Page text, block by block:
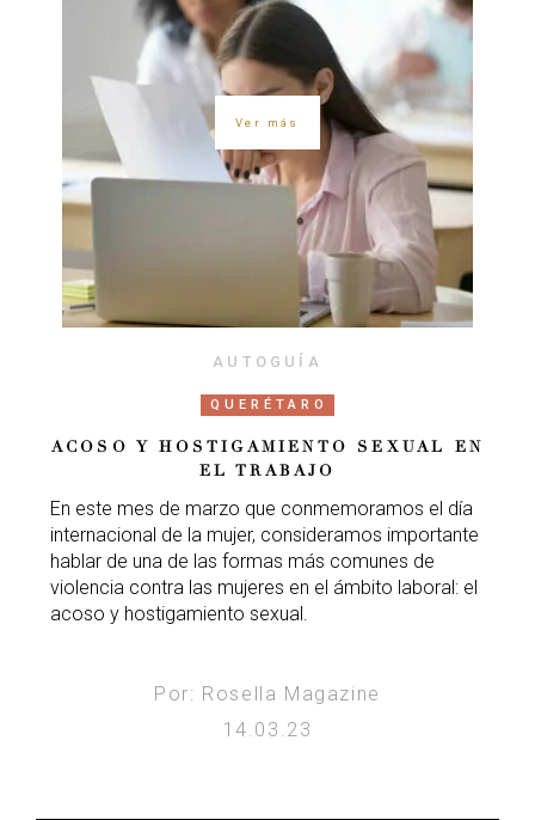
Ver más
AUTOGUÍA
QUERÉTARO
ACOSO Y HOSTIGAMIENTO SEXUAL EN
EL TRABAJO
En este mes de marzo que conmemoramos el día
internacional de la mujer, consideramos importante
hablar de una de las formas más comunes de
violencia contra las mujeres en el ámbito laboral: el
acoso y hostigamiento sexual.
Por: Rosella Magazine
14.03.23